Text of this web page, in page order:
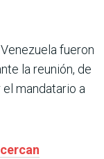
fueron
la reunión, de
mandatario a